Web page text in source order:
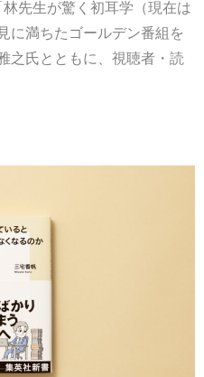
先生が驚く初耳学（現在は
に満ちたゴールデン番組を
之氏とともに、視聴者・読